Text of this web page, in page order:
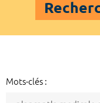
Mots-clés :